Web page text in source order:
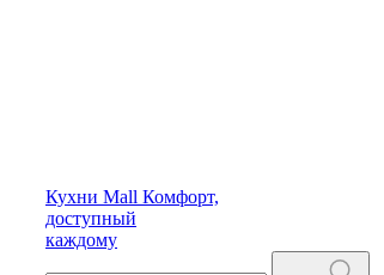
Кухни Mall Комфорт,
доступный
каждому